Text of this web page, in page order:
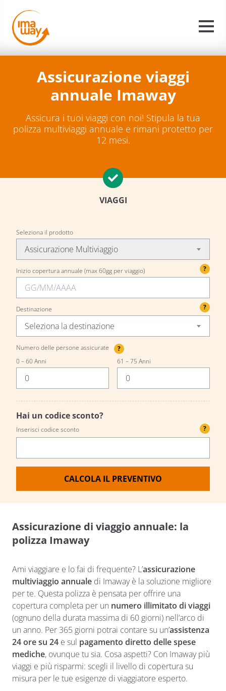
Assicurazione viaggi
annuale Imaway
Assicura i tuoi viaggi con noi! Stipula la tua
polizza multiviaggi annuale e rimani protetto per
12 mesi.
VIAGGI
Seleziona il prodotto
Assicurazione Multiviaggio
Inizio copertura annuale (max 60gg per viaggio) ?
?
Destinazione
Seleziona la destinazione
Numero delle persone assicurate
?
0 – 60 Anni
61 – 75 Anni
Hai un codice sconto?
Inserisci codice sconto ?
CALCOLA IL PREVENTIVO
Assicurazione di viaggio annuale: la
polizza Imaway
Ami viaggiare e lo fai di frequente? L’assicurazione
multiviaggio annuale di Imaway è la soluzione migliore
per te. Questa polizza è pensata per offrire una
copertura completa per un numero illimitato di viaggi
(ognuno della durata massima di 60 giorni) nell’arco di
un anno. Per 365 giorni potrai contare su un’assistenza
24 ore su 24 e sul pagamento diretto delle spese
mediche, ovunque tu sia. Cosa aspetti? Con Imaway più
viaggi e più risparmi: scegli il livello di copertura su
misura per le tue esigenze di viaggiatore esperto.